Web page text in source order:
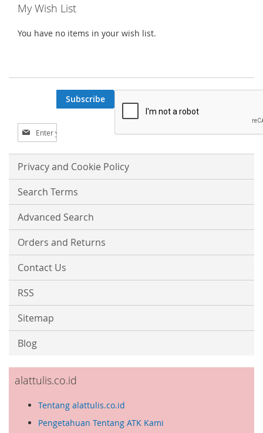
My Wish List
You have no items in your wish list.
i
g
n
p
f
r
O
u
r
N
e
w
s
l
t
:
Subscribe
Privacy and Cookie Policy
Search Terms
Advanced Search
Orders and Returns
Contact Us
RSS
Sitemap
Blog
alattulis.co.id
Tentang alattulis.co.id
Pengetahuan Tentang ATK Kami